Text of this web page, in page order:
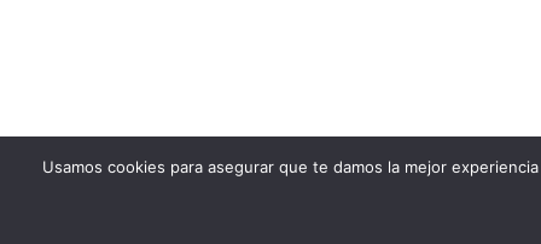
Usamos cookies para asegurar que te damos la mejor